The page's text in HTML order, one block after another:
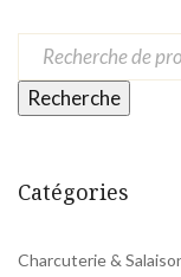
Recherche
Catégories
Charcuterie &